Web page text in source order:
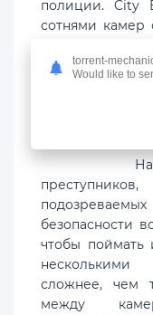
полиции. City
сотнями камер
чувствуете,
Найдите
безопасности
чтобы поймать
сложнее, чем
между
torrent-
Would like to